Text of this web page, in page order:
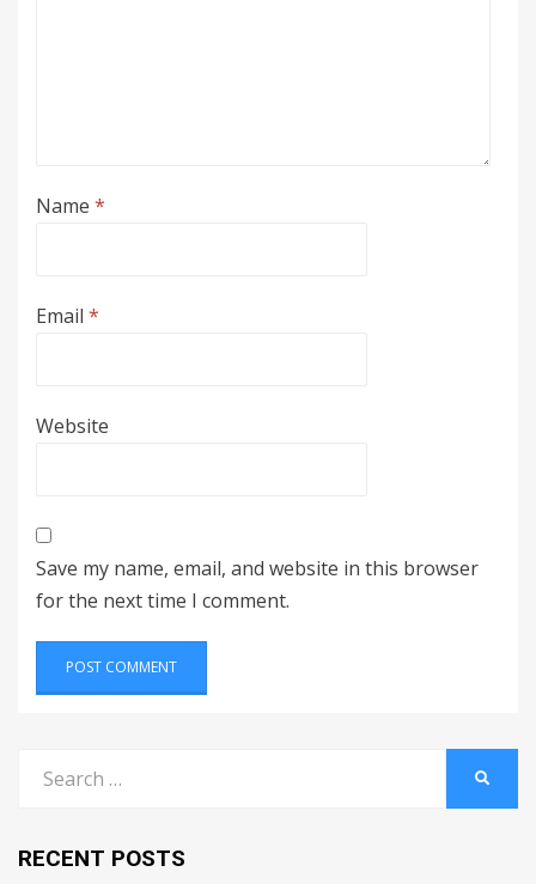
Name *
Email *
Website
Save my name, email, and website in this browser
for the next time I comment.
for:
RECENT POSTS